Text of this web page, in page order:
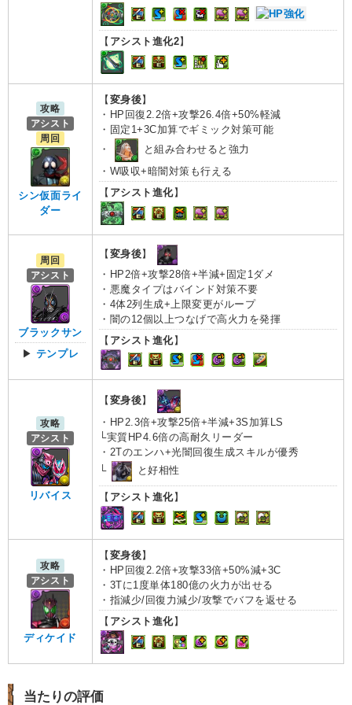
【 アシスト進化2】
攻略
アシスト
周回
シン仮面ライ
ダー
【 変身後】
・HP回復2.2倍+攻撃26.4倍+50%軽減
・固定1+3C加算でギミック対策可能
・
と組み合わせると強力
・W吸収+暗闇対策も行える
【 アシスト進化】
周回
アシスト
ブラックサン
▶ テンプレ
【 変身後】
・HP2倍+攻撃28倍+半減+固定1ダメ
・悪魔タイプはバインド対策不要
・4体2列生成+上限変更がループ
・闇の12個以上つなげで高火力を発揮
【 アシスト進化】
攻略
アシスト
リバイス
【 変身後】
・HP2.3倍+攻撃25倍+半減+3S加算LS
└実質HP4.6倍の高耐久リーダー
・2Tのエンハ+光闇回復生成スキルが優秀
└
と好相性
【 アシスト進化】
攻略
アシスト
ディケイド
【 変身後】
・HP回復2.2倍+攻撃33倍+50%減+3C
・3Tに1度単体180億の火力が出せる
・指減少/回復力減少/攻撃でバフを返せる
【 アシスト進化】
当たりの評価